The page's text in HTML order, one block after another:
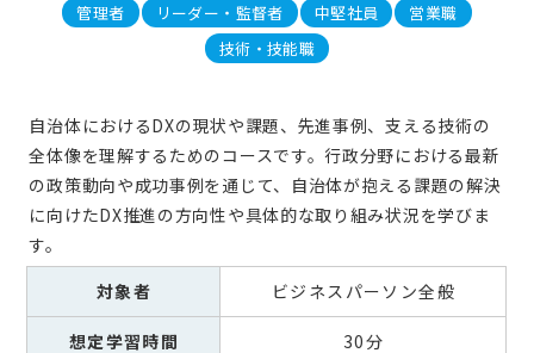
管理者 リーダー・監督者 中堅社員
営業職
技術・技能職
自治体におけるDXの現状や課題、先進事例、支える技術の
全体像を理解するためのコースです。行政分野における最新
の政策動向や成功事例を通じて、自治体が抱える課題の解決
に向けたDX推進の方向性や具体的な取り組み状況を学びま
す。
対象者
ビジネスパーソン全般
想定学習時間 30分